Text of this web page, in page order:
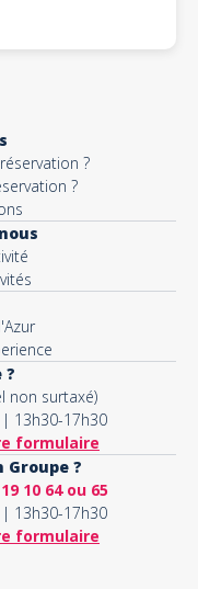
?
?
?
non surtaxé)
13h30-17h30
formulaire
Groupe ?
10 64 ou 65
13h30-17h30
formulaire